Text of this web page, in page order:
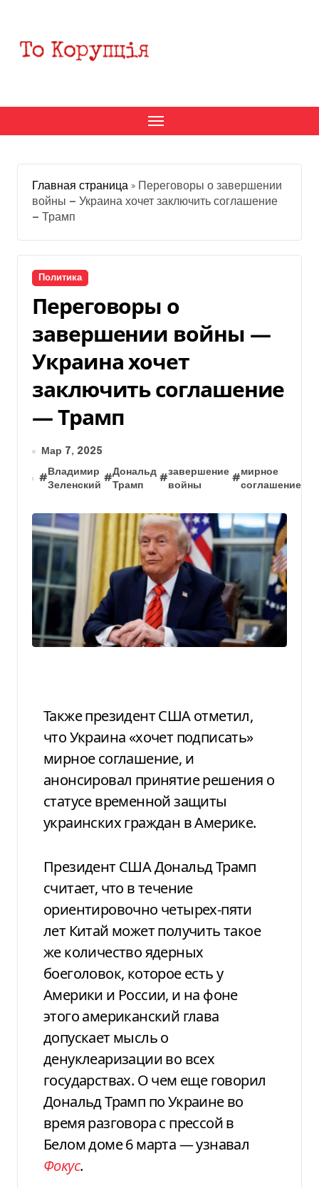
содержанию
Главная страница » Переговоры о завершении
войны — Украина хочет заключить соглашение
— Трамп
Политика
Переговоры о
завершении войны —
Украина хочет
заключить соглашение
— Трамп
Мар 7, 2025
#
Владимир
Зеленский
#
Дональд
Трамп
#
завершение
войны
#
мирное
соглашение
Также президент США отметил,
что Украина «хочет подписать»
мирное соглашение, и
анонсировал принятие решения о
статусе временной защиты
украинских граждан в Америке.
Президент США Дональд Трамп
считает, что в течение
ориентировочно четырех-пяти
лет Китай может получить такое
же количество ядерных
боеголовок, которое есть у
Америки и России, и на фоне
этого американский глава
допускает мысль о
денуклеаризации во всех
государствах. О чем еще говорил
Дональд Трамп по Украине во
время разговора с прессой в
Белом доме 6 марта — узнавал
Фокус.